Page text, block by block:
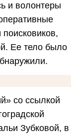
и волонтеры
Ее тело было
со ссылкой
Зубковой, в